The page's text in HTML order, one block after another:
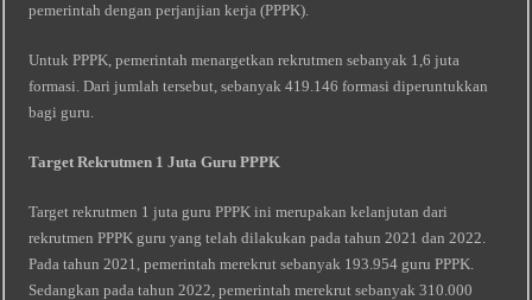
pemerintah dengan perjanjian kerja (PPPK).
Untuk PPPK, pemerintah menargetkan rekrutmen sebanyak 1,6 juta
formasi. Dari jumlah tersebut, sebanyak 419.146 formasi diperuntukkan
bagi guru.
Target Rekrutmen 1 Juta Guru PPPK
Target rekrutmen 1 juta guru PPPK ini merupakan kelanjutan dari
rekrutmen PPPK guru yang telah dilakukan pada tahun 2021 dan 2022.
Pada tahun 2021, pemerintah merekrut sebanyak 193.954 guru PPPK.
Sedangkan pada tahun 2022, pemerintah merekrut sebanyak 310.000